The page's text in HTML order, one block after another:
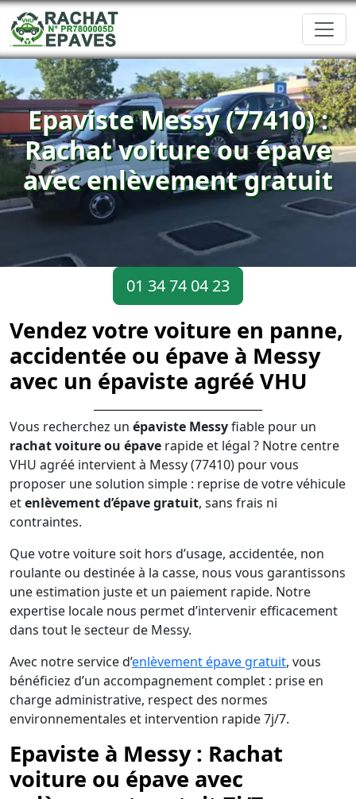
Epaviste Messy (77410) :
Rachat voiture ou épave
avec enlèvement gratuit
01 34 74 04 23
Vendez votre voiture en panne,
accidentée ou épave à Messy
avec un épaviste agréé VHU
Vous recherchez un épaviste Messyfiable pour un
rachat voiture ou épave rapide et légal ? Notre centre
VHU agréé intervient à Messy (77410) pour vous
proposer une solution simple : reprise de votre véhicule
etenlèvement d’épave gratuit, sans frais ni
contraintes.
Que votre voiture soit hors d’usage, accidentée, non
roulante ou destinée à la casse, nous vous garantissons
une estimation juste et un paiement rapide. Notre
expertise locale nous permet d’intervenir efficacement
dans tout le secteur de Messy.
Avec notre service d’enlèvement épave gratuit, vous
bénéficiez d’un accompagnement complet : prise en
charge administrative, respect des normes
environnementales et intervention rapide 7j/7.
Epaviste à Messy : Rachat
voiture ou épave avec